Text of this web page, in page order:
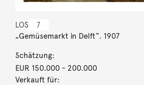
LOS 7
„Gemüsemarkt in Delft“. 1907
Schätzung:
EUR 150.000- 200.000
Verkauft für: